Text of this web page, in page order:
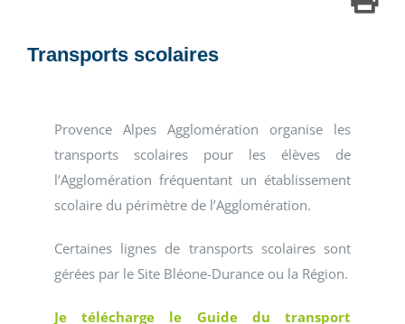
Transports scolaires
Provence Alpes Agglomération organise les
transports scolaires pour les élèves de
l’Agglomération fréquentant un établissement
scolaire du périmètre de l’Agglomération.
Certaines lignes de transports scolaires sont
gérées par le Site Bléone-Durance ou la Région.
Je télécharge le Guide du transport